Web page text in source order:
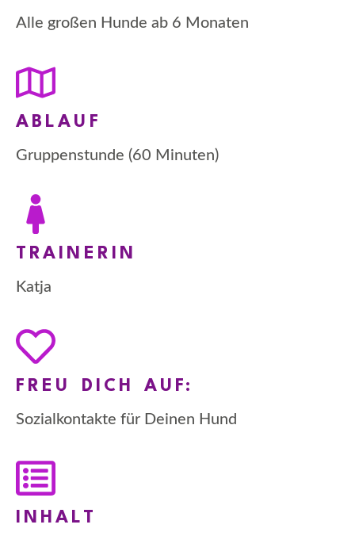
Alle großen Hunde ab 6 Monaten
ABLAUF
Gruppenstunde (60 Minuten)
TRAINERIN
Katja
FREU DICH AUF:
Sozialkontakte für Deinen Hund
INHALT